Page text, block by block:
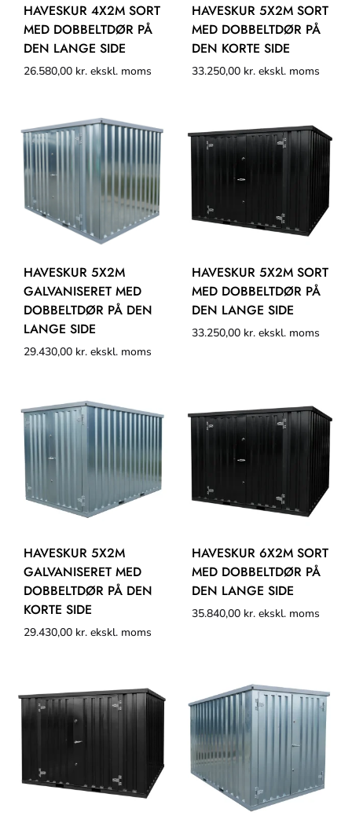
HAVESKUR 4X2M SORT
MED DOBBELTDØR PÅ
DEN LANGE SIDE
26.580,00 kr. ekskl. moms
HAVESKUR 5X2M SORT
MED DOBBELTDØR PÅ
DEN KORTE SIDE
33.250,00 kr. ekskl. moms
HAVESKUR 5X2M
GALVANISERET MED
DOBBELTDØR PÅ DEN
LANGE SIDE
29.430,00 kr. ekskl. moms
HAVESKUR 5X2M SORT
MED DOBBELTDØR PÅ
DEN LANGE SIDE
33.250,00 kr. ekskl. moms
HAVESKUR 5X2M
GALVANISERET MED
DOBBELTDØR PÅ DEN
KORTE SIDE
29.430,00 kr. ekskl. moms
HAVESKUR 6X2M SORT
MED DOBBELTDØR PÅ
DEN LANGE SIDE
35.840,00 kr. ekskl. moms